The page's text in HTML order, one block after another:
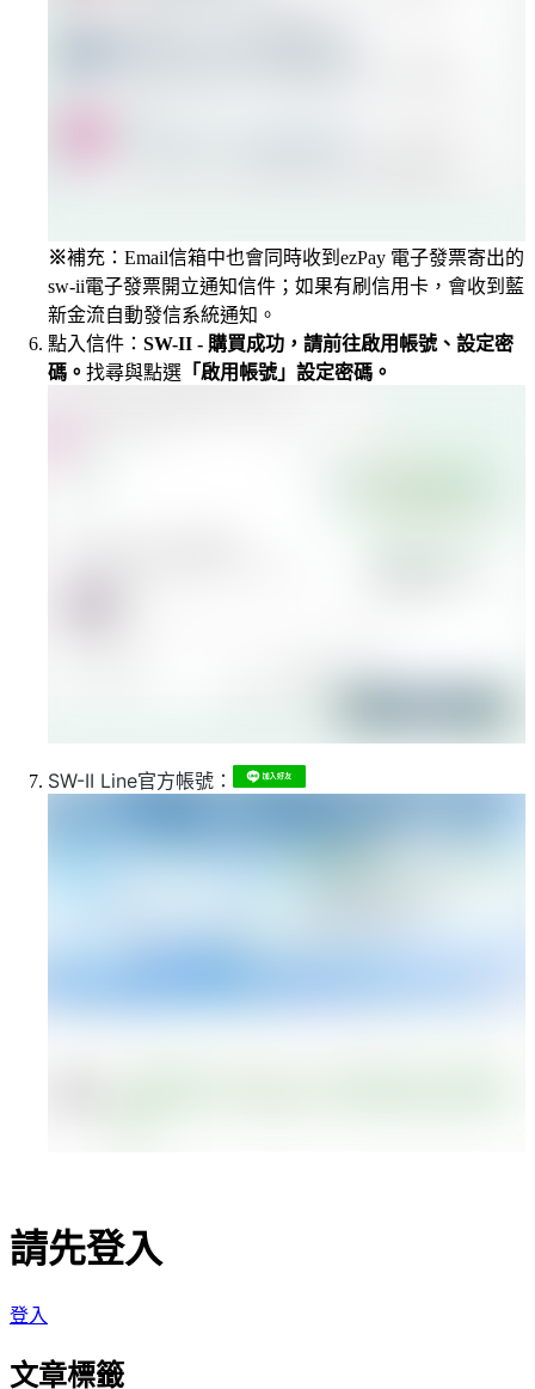
※補充：Email信箱中也會同時收到ezPay 電子發票寄出的
sw-ii電子發票開立通知信件；如果有刷信用卡，會收到藍
新金流自動發信系統通知。
點入信件： SW-II - 購買成功，請前往啟用帳號、設定密
碼。 找尋與點選 「啟用帳號」設定密碼。
SW-II Line官方帳號：
請先登入
登入
文章標籤